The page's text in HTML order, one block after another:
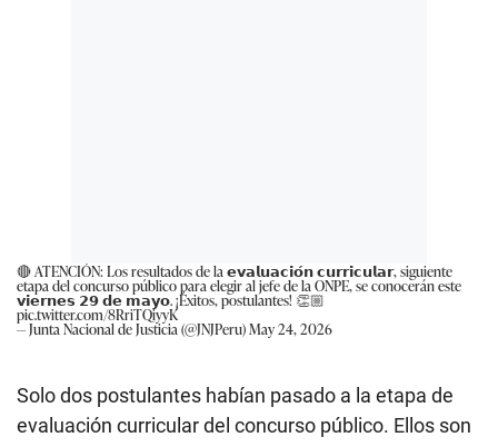
🔴 ATENCIÓN: Los resultados de la 𝗲𝘃𝗮𝗹𝘂𝗮𝗰𝗶𝗼́𝗻 𝗰𝘂𝗿𝗿𝗶𝗰𝘂𝗹𝗮𝗿, siguiente
etapa del concurso público para elegir al jefe de la ONPE, se conocerán este
𝘃𝗶𝗲𝗿𝗻𝗲𝘀 𝟮𝟵 𝗱𝗲 𝗺𝗮𝘆𝗼. ¡Éxitos, postulantes! 👏🏼
pic.twitter.com/8RriTQiyyK
— Junta Nacional de Justicia (@JNJPeru)May 24, 2026
Solo dos postulantes habían pasado a la etapa de
evaluación curricular del concurso público. Ellos son